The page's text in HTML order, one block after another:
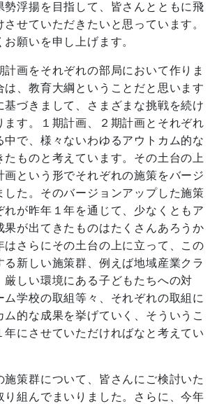
勢浮揚を目指して、皆さんとともに飛
せていただきたいと思っています。
願いを申し上げます。
画をそれぞれの部局において作りま
は、教育大綱ということだと思います
基づきまして、さまざまな挑戦を続け
ます。１期計画、２期計画とそれぞれ
中で、様々ないわゆるアウトカム的な
たものと考えています。その土台の上
画という形でそれぞれの施策をバージ
した。そのバージョンアップした施策
れが昨年１年を通じて、少なくともア
果が出てきたものはたくさんあろうか
はさらにその土台の上に立って、この
る新しい施策群、例えば地域産業クラ
厳しい環境にある子どもたちへの対
ム学校の取組等々、それぞれの取組に
ム的な成果を挙げていく、そういうこ
年にさせていただければなと考えてい
策群について、皆さんにご検討いた
り組んでまいりました。さらに、今年